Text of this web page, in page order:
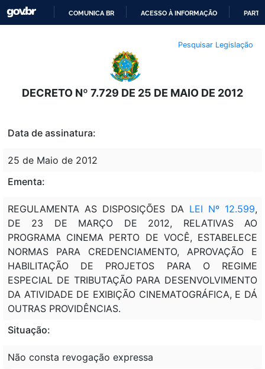
O
CONTEÚDO
COMUNICA BR ACESSO À INFORMAÇÃO
Pesquisar Legislação
DECRETO Nº 7.729 DE 25 DE MAIO DE 2012
Data de assinatura:
25 de Maio de 2012
Ementa:
REGULAMENTA AS DISPOSIÇÕES DA LEI Nº 12.599,
DE 23 DE MARÇO DE 2012, RELATIVAS AO
PROGRAMA CINEMA PERTO DE VOCÊ, ESTABELECE
NORMAS PARA CREDENCIAMENTO, APROVAÇÃO E
HABILITAÇÃO DE PROJETOS PARA O REGIME
ESPECIAL DE TRIBUTAÇÃO PARA DESENVOLVIMENTO
DA ATIVIDADE DE EXIBIÇÃO CINEMATOGRÁFICA, E DÁ
OUTRAS PROVIDÊNCIAS.
Situação:
Não consta revogação expressa